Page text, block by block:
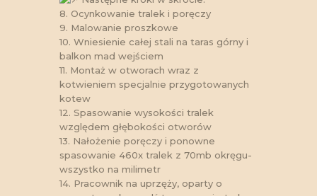
8. Ocynkowanie tralek i poręczy
9. Malowanie proszkowe
10. Wniesienie całej stali na taras górny i
balkon mad wejściem
11. Montaż w otworach wraz z
kotwieniem specjalnie przygotowanych
kotew
12. Spasowanie wysokości tralek
względem głębokości otworów
13. Nałożenie poręczy i ponowne
spasowanie 460x tralek z 70mb okręgu-
wszystko na milimetr
14. Pracownik na uprzęży, oparty o